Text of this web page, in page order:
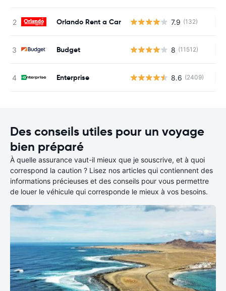
Orlando Rent a Car 7.9 (132)
Budget 8 (11512)
Enterprise 8.6 (2409)
Des conseils utiles pour un voyage
bien préparé
À quelle assurance vaut-il mieux que je souscrive, et à quoi
correspond la caution ? Lisez nos articles qui contiennent des
informations précieuses et des conseils pour vous permettre
de louer le véhicule qui corresponde le mieux à vos besoins.